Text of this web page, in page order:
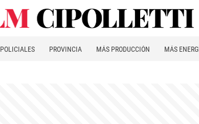
POLICIALES PROVINCIA MÁS PRODUCCIÓN MÁS